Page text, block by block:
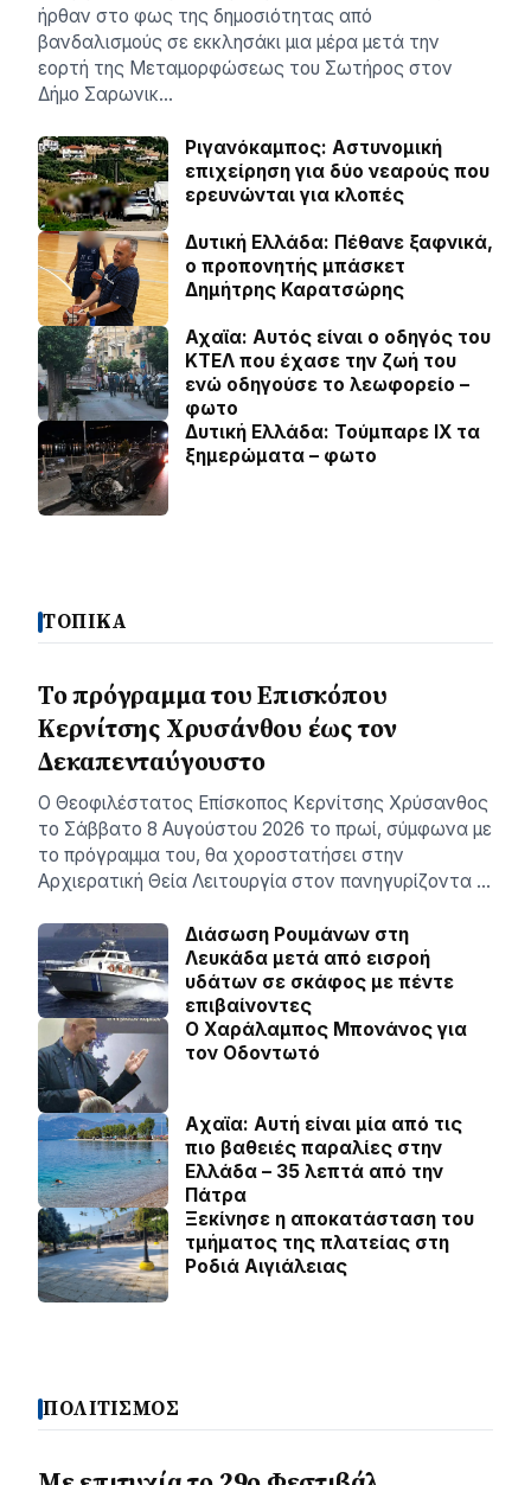
ήρθαν στο φως της δημοσιότητας από
βανδαλισμούς σε εκκλησάκι μια μέρα μετά την
εορτή της Μεταμορφώσεως του Σωτήρος στον
Δήμο Σαρωνικ…
Ριγανόκαμπος: Αστυνομική
επιχείρηση για δύο νεαρούς που
ερευνώνται για κλοπές
Δυτική Ελλάδα: Πέθανε ξαφνικά,
ο προπονητής μπάσκετ
Δημήτρης Καρατσώρης
Αχαϊα: Αυτός είναι ο οδηγός του
ΚΤΕΛ που έχασε την ζωή του
ενώ οδηγούσε το λεωφορείο –
φωτο
Δυτική Ελλάδα: Τούμπαρε ΙΧ τα
ξημερώματα – φωτο
ΤΟΠΙΚΑ
Το πρόγραμμα του Επισκόπου
Κερνίτσης Χρυσάνθου έως τον
Δεκαπενταύγουστο
Ο Θεοφιλέστατος Επίσκοπος Κερνίτσης Χρύσανθος
το Σάββατο 8 Αυγούστου 2026 το πρωί, σύμφωνα με
το πρόγραμμα του, θα χοροστατήσει στην
Αρχιερατική Θεία Λειτουργία στον πανηγυρίζοντα …
Διάσωση Ρουμάνων στη
Λευκάδα μετά από εισροή
υδάτων σε σκάφος με πέντε
επιβαίνοντες
Ο Χαράλαμπος Μπονάνος για
τον Οδοντωτό
Aχαϊα: Αυτή είναι μία από τις
πιο βαθειές παραλίες στην
Ελλάδα – 35 λεπτά από την
Πάτρα
Ξεκίνησε η αποκατάσταση του
τμήματος της πλατείας στη
Ροδιά Αιγιάλειας
ΠΟΛΙΤΙΣΜΟΣ